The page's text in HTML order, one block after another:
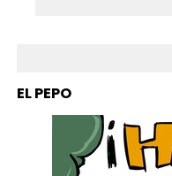
EL PEPO